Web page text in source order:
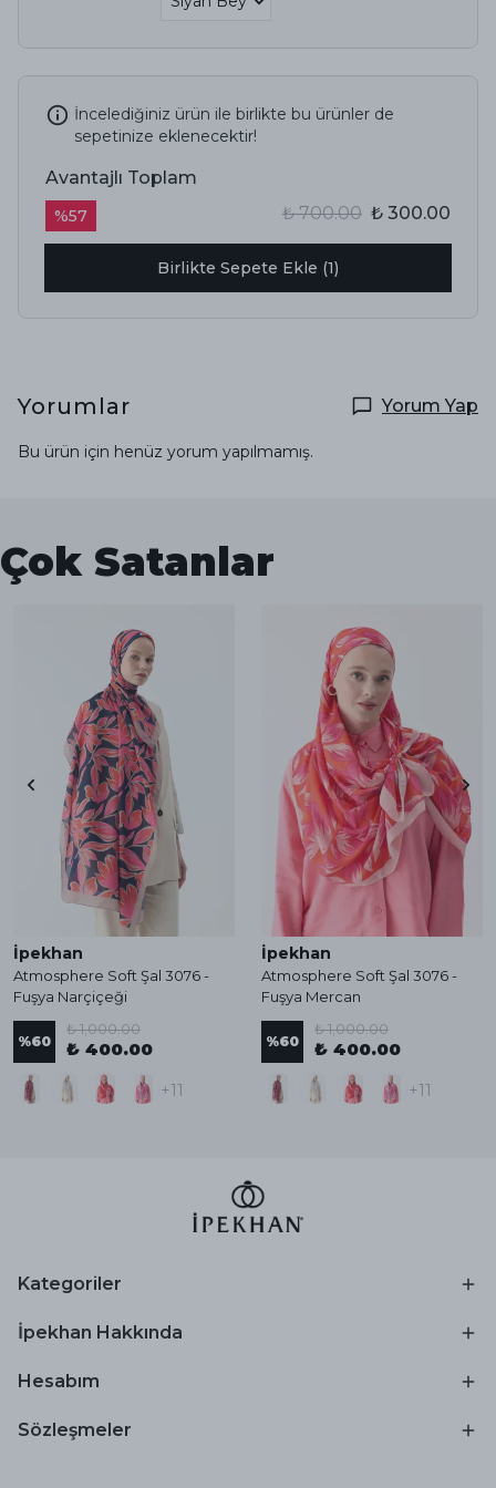
İncelediğiniz ürün ile birlikte bu ürünler de
sepetinize eklenecektir!
Avantajlı Toplam
%57 ₺ 700.00 ₺ 300.00
Birlikte Sepete Ekle (1)
Yorumlar Yorum Yap
Bu ürün için henüz yorum yapılmamış.
Çok Satanlar
İpekhan
Atmosphere Soft Şal 3076 -
Fuşya Narçiçeği
%60
₺ 1,000.00
₺ 400.00
+11
İpekhan
Atmosphere Soft Şal 3076 -
Fuşya Mercan
%60
₺ 1,000.00
₺ 400.00
+11
Kategoriler
İpekhan Hakkında
Hesabım
Sözleşmeler